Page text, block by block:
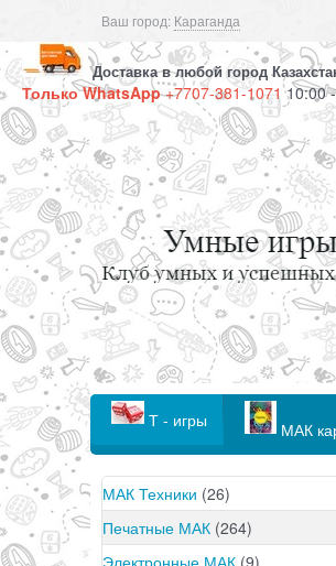
Ваш город: Караганда
Доставка в любой город
Только WhatsApp+7707-381-107110:00
Т - игры МАК
МАК Техники (26)
Печатные МАК (264)
Электронные МАК (9)